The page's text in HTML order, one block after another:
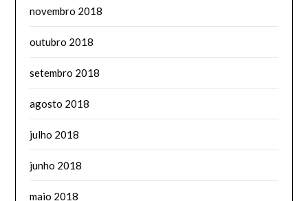
novembro 2018
outubro 2018
setembro 2018
agosto 2018
julho 2018
junho 2018
maio 2018